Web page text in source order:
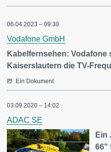
06.04.2023 – 09:30
Vodafone GmbH
Kabelfernsehen: Vodafone
Kaiserslautern die TV-
Ein Dokument
03.09.2020 – 14:02
ADAC SE
Ein
66"